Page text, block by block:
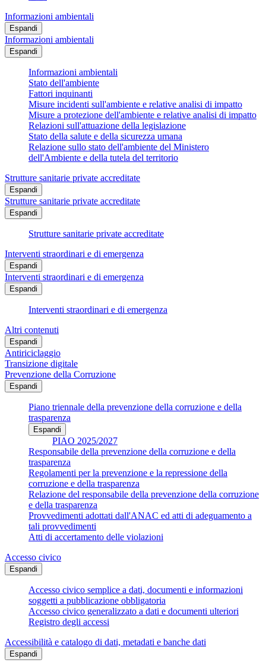
Informazioni ambientali
Espandi
Informazioni ambientali
Espandi
Informazioni ambientali
Stato dell'ambiente
Fattori inquinanti
Misure incidenti sull'ambiente e relative analisi di impatto
Misure a protezione dell'ambiente e relative analisi di impatto
Relazioni sull'attuazione della legislazione
Stato della salute e della sicurezza umana
Relazione sullo stato dell'ambiente del Ministero
dell'Ambiente e della tutela del territorio
Strutture sanitarie private accreditate
Espandi
Strutture sanitarie private accreditate
Espandi
Strutture sanitarie private accreditate
Interventi straordinari e di emergenza
Espandi
Interventi straordinari e di emergenza
Espandi
Interventi straordinari e di emergenza
Altri contenuti
Espandi
Antiriciclaggio
Transizione digitale
Prevenzione della Corruzione
Espandi
Piano triennale della prevenzione della corruzione e della
trasparenza
Espandi
PIAO 2025/2027
Responsabile della prevenzione della corruzione e della
trasparenza
Regolamenti per la prevenzione e la repressione della
corruzione e della trasparenza
Relazione del responsabile della prevenzione della corruzione
e della trasparenza
Provvedimenti adottati dall'ANAC ed atti di adeguamento a
tali provvedimenti
Atti di accertamento delle violazioni
Accesso civico
Espandi
Accesso civico semplice a dati, documenti e informazioni
soggetti a pubblicazione obbligatoria
Accesso civico generalizzato a dati e documenti ulteriori
Registro degli accessi
Accessibilità e catalogo di dati, metadati e banche dati
Espandi